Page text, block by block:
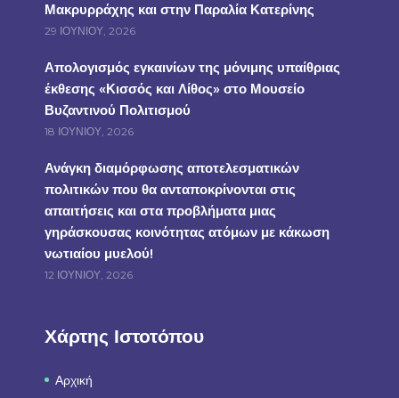
Μακρυρράχης και στην Παραλία Κατερίνης
29 ΙΟΥΝΊΟΥ, 2026
Απολογισμός εγκαινίων της μόνιμης υπαίθριας
έκθεσης «Κισσός και Λίθος» στο Μουσείο
Βυζαντινού Πολιτισμού
18 ΙΟΥΝΊΟΥ, 2026
Ανάγκη διαμόρφωσης αποτελεσματικών
πολιτικών που θα ανταποκρίνονται στις
απαιτήσεις και στα προβλήματα μιας
γηράσκουσας κοινότητας ατόμων με κάκωση
νωτιαίου μυελού!
12 ΙΟΥΝΊΟΥ, 2026
Χάρτης Ιστοτόπου
Αρχική